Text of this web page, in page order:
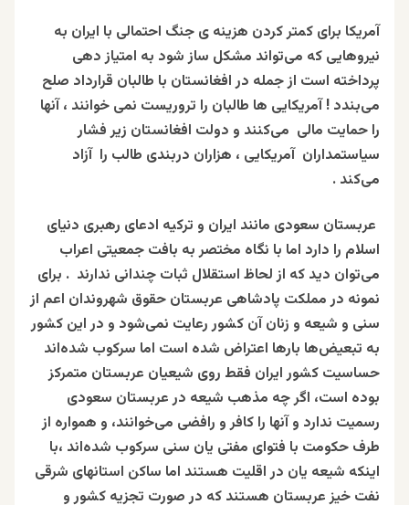
آمریکا برای کمتر کردن هزینه‌ ی جنگ احتمالی با ایران به
نیروهایی که می‌تواند مشکل ساز شود به امتیاز دهی
پرداخته است از جمله در افغانستان با طالبان قرارداد صلح
می‌بندد ! آمریکایی‌ ها طالبان را تروریست نمی‌ خوانند ، آنها
را حمایت مالی می‌کنند و دولت افغانستان زیر فشار
سیاستمداران آمریکایی ، هزاران دربندی طالب را آزاد
می‌کند .
عربستان سعودی مانند ایران و ترکیه ادعای رهبری دنیای
اسلام را دارد اما با نگاه مختصر به بافت جمعیتی اعراب
می‌توان دید که از لحاظ استقلال ثبات چندانی ندارند . برای
نمونه در مملکت پادشاهی عربستان حقوق شهروندان اعم از
سنی و شیعه و زنان آن کشور رعایت نمی‌شود و در این کشور
به تبعیض‌ها بارها اعتراض شده است اما سرکوب شده‌اند
حساسیت کشور ایران فقط روی شیعیان عربستان متمرکز
بوده است، اگر چه مذهب شیعه در عربستان سعودی
رسمیت ندارد و آنها را کافر و رافضی می‌خوانند، و همواره از
طرف حکومت با فتوای مفتی یان سنی سرکوب شده‌اند ،با
اینکه شیعه یان در اقلیت‌ هستند اما ساکن استانهای شرقی
نفت خیز عربستان هستند که در صورت تجزیه کشور و